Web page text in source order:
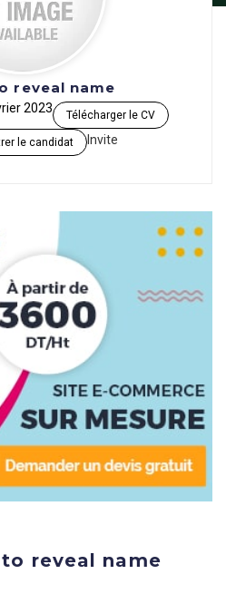
reveal name
2023 Télécharger le CV
le candidat Invite
reveal name